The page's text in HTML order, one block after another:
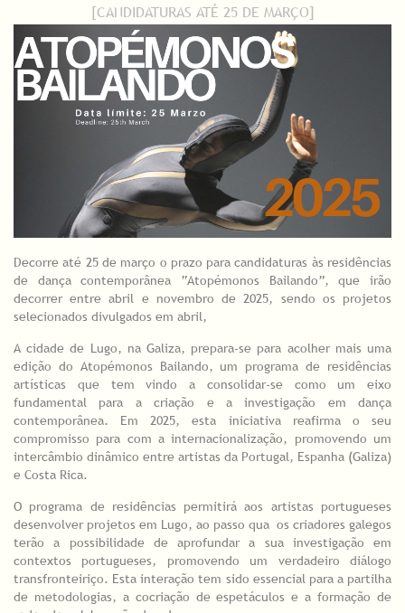
[CANDIDATURAS ATÉ 25 DE MARÇO]
Decorre até 25 de março o prazo para candidaturas às residências
de dança contemporânea “Atopémonos Bailando”, que irão
decorrer entre abril e novembro de 2025, sendo os projetos
selecionados divulgados em abril,
A cidade de Lugo, na Galiza, prepara-se para acolher mais uma
edição do Atopémonos Bailando, um programa de residências
artísticas que tem vindo a consolidar-se como um eixo
fundamental para a criação e a investigação em dança
contemporânea. Em 2025, esta iniciativa reafirma o seu
compromisso para com a internacionalização, promovendo um
intercâmbio dinâmico entre artistas da Portugal, Espanha (Galiza)
e Costa Rica.
O programa de residências permitirá aos artistas portugueses
desenvolver projetos em Lugo, ao passo qua os criadores galegos
terão a possibilidade de aprofundar a sua investigação em
contextos portugueses, promovendo um verdadeiro diálogo
transfronteiriço. Esta interação tem sido essencial para a partilha
de metodologias, a cocriação de espetáculos e a formação de